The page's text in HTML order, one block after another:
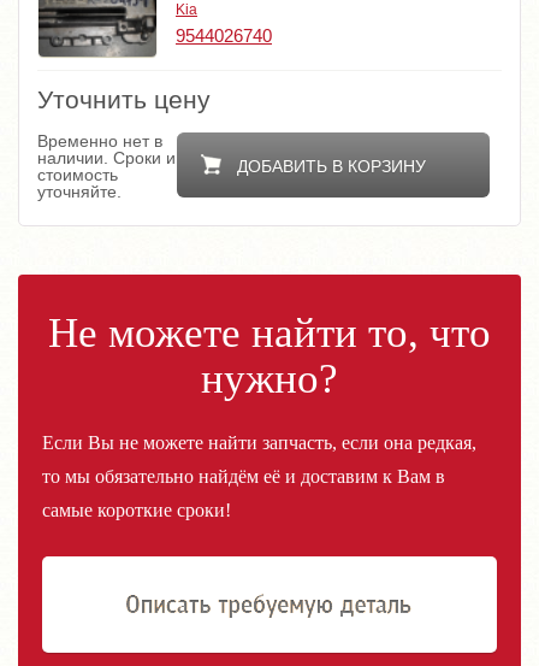
Kia
9544026740
Уточнить цену
ДОБАВИТЬ В КОРЗИНУ
Временно нет в
наличии. Сроки и
стоимость
уточняйте.
Не можете найти то, что
нужно?
Если Вы не можете найти запчасть, если она редкая,
то мы обязательно найдём её и доставим к Вам в
самые короткие сроки!